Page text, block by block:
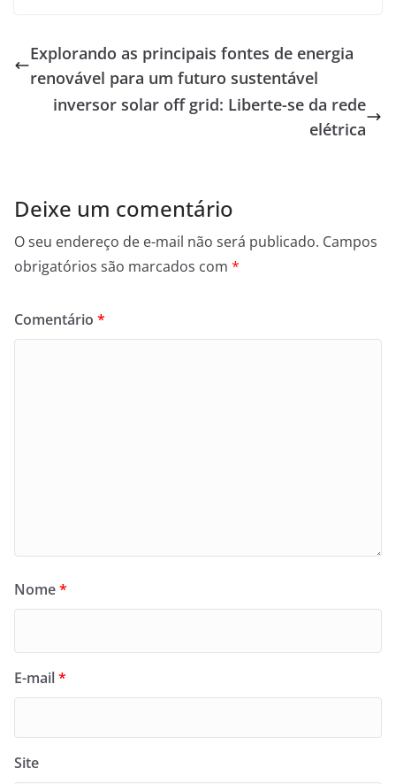
Explorando as principais fontes de energia
renovável para um futuro sustentável
inversor solar off grid: Liberte-se da rede
elétrica
Deixe um comentário
O seu endereço de e-mail não será publicado. Campos
obrigatórios são marcados com *
Comentário *
Nome*
E-mail*
Site